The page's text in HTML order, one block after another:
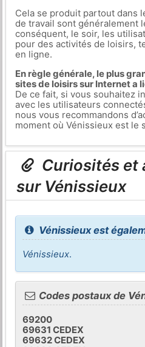
Cela se produit partout dans
de travail sont généralement
conséquent, le soir, les
pour des activités de loisirs,
en ligne.
En règle générale, le plus
sites de loisirs sur Internet a
De ce fait, si vous souhaitez
avec les utilisateurs
nous vous recommandons
moment où Vénissieux est le
Curiosités et
sur Vénissieux
Vénissieux est
Vénissieux.
Codes postaux de
69200
69631 CEDEX
69632 CEDEX